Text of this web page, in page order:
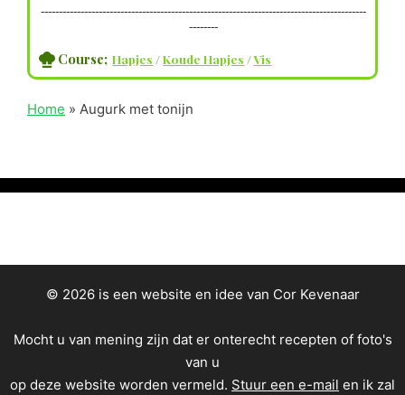
------------------------------------------------------------------------------------------
--------
Course; Hapjes /Koude Hapjes /Vis
Home » Augurk met tonijn
© 2026 is een website en idee van Cor Kevenaar
Mocht u van mening zijn dat er onterecht recepten of foto's
van u
op deze website worden vermeld. Stuur een e-mail en ik zal